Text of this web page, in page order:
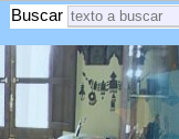
Buscar